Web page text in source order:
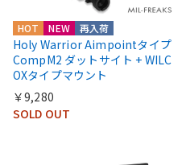
HOT NEW 再入荷
Holy Warrior Aimpointタイプ
CompM2 ダットサイト + WILC
OXタイプマウント
￥9,280
SOLD OUT